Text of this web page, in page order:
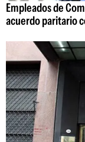
Empleados de
acuerdo paritario